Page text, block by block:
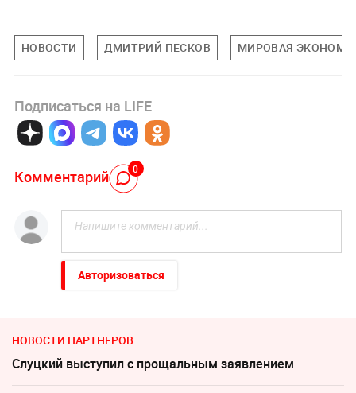
НОВОСТИ ДМИТРИЙ ПЕСКОВ МИРОВАЯ
Подписаться на LIFE
Комментарий 0
Авторизоваться
НОВОСТИ ПАРТНЕРОВ
Слуцкий выступил с прощальным заявлением